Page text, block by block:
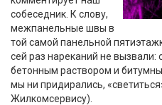
собеседник. К слову,
межпанельные швы в
той самой панельной
сей раз нареканий не
бетонным раствором и
мы ни придирались,
Жилкомсервису).